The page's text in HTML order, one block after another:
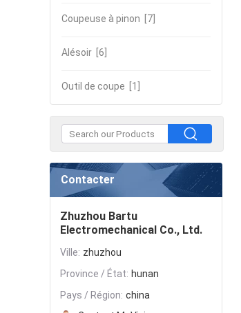
Coupeuse à pinon [7]
Alésoir [6]
Outil de coupe [1]
Contacter
Zhuzhou Bartu
Electromechanical Co., Ltd.
Ville: zhuzhou
Province / État: hunan
Pays / Région: china